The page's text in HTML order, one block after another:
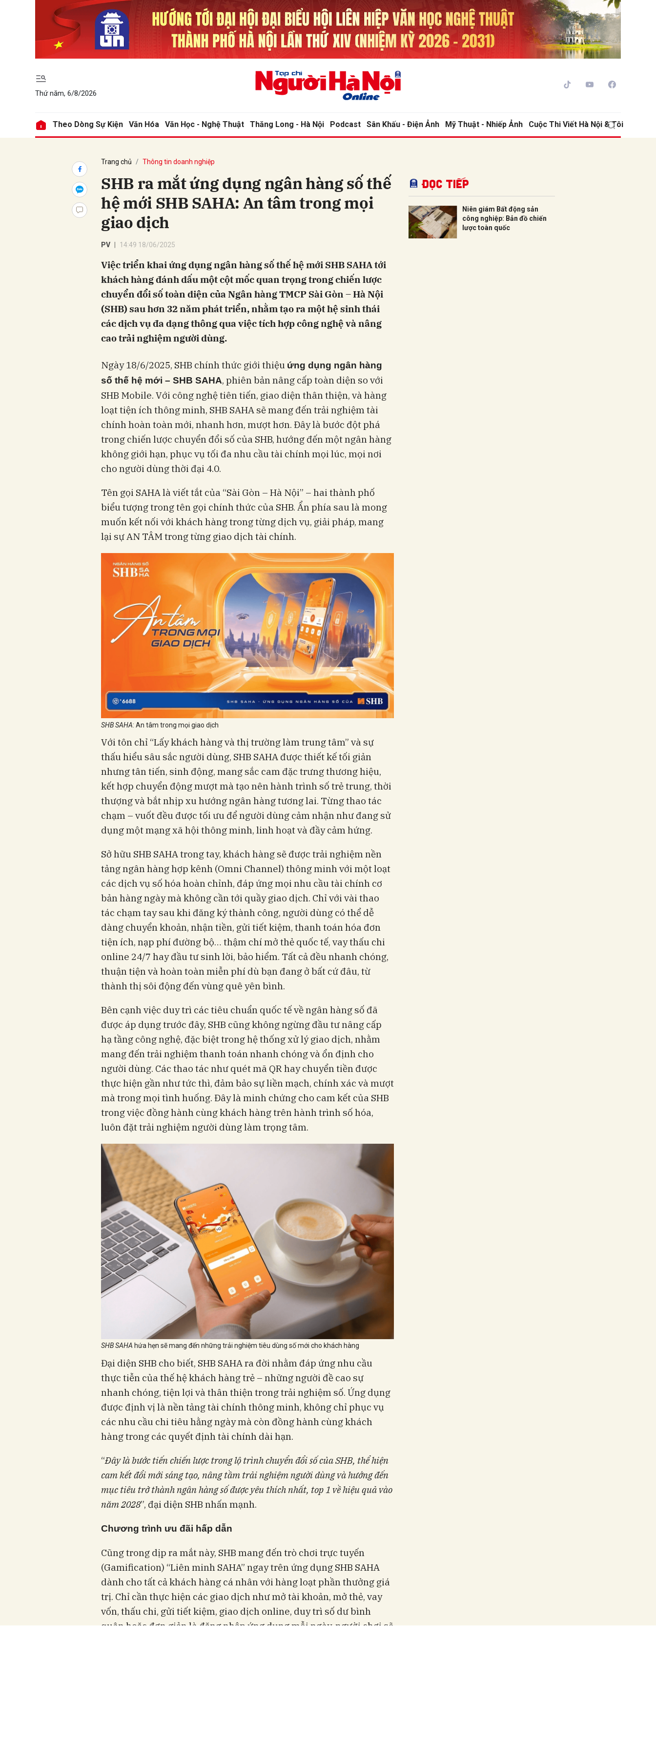
Thứ năm, 6/8/2026
Theo Dòng Sự Kiện Văn Hóa Văn Học - Nghệ Thuật Thăng Long - Hà Nội Podcast Sân Khấu - Điện Ảnh Mỹ Thuật - Nhiếp Ảnh Cuộc Thi Viết Hà Nội & Tôi
Trang chủ Thông tin doanh nghiệp
SHB ra mắt ứng dụng ngân hàng số thế
hệ mới SHB SAHA: An tâm trong mọi
giao dịch
PV 14:49 18/06/2025
Việc triển khai ứng dụng ngân hàng số thế hệ mới SHB SAHA tới
khách hàng đánh dấu một cột mốc quan trọng trong chiến lược
chuyển đổi số toàn diện của Ngân hàng TMCP Sài Gòn – Hà Nội
(SHB) sau hơn 32 năm phát triển, nhằm tạo ra một hệ sinh thái
các dịch vụ đa dạng thông qua việc tích hợp công nghệ và nâng
cao trải nghiệm người dùng.
Ngày 18/6/2025, SHB chính thức giới thiệu ứng dụng ngân hàng
số thế hệ mới – SHB SAHA, phiên bản nâng cấp toàn diện so với
SHB Mobile. Với công nghệ tiên tiến, giao diện thân thiện, và hàng
loạt tiện ích thông minh, SHB SAHA sẽ mang đến trải nghiệm tài
chính hoàn toàn mới, nhanh hơn, mượt hơn. Đây là bước đột phá
trong chiến lược chuyển đổi số của SHB, hướng đến một ngân hàng
không giới hạn, phục vụ tối đa nhu cầu tài chính mọi lúc, mọi nơi
cho người dùng thời đại 4.0.
Tên gọi SAHA là viết tắt của “Sài Gòn – Hà Nội” – hai thành phố
biểu tượng trong tên gọi chính thức của SHB. Ẩn phía sau là mong
muốn kết nối với khách hàng trong từng dịch vụ, giải pháp, mang
lại sự AN TÂM trong từng giao dịch tài chính.
SHB SAHA: An tâm trong mọi giao dịch
Với tôn chỉ “Lấy khách hàng và thị trường làm trung tâm” và sự
thấu hiểu sâu sắc người dùng, SHB SAHA được thiết kế tối giản
nhưng tân tiến, sinh động, mang sắc cam đặc trưng thương hiệu,
kết hợp chuyển động mượt mà tạo nên hành trình số trẻ trung, thời
thượng và bắt nhịp xu hướng ngân hàng tương lai. Từng thao tác
chạm – vuốt đều được tối ưu để người dùng cảm nhận như đang sử
dụng một mạng xã hội thông minh, linh hoạt và đầy cảm hứng.
Sở hữu SHB SAHA trong tay, khách hàng sẽ được trải nghiệm nền
tảng ngân hàng hợp kênh (Omni Channel) thông minh với một loạt
các dịch vụ số hóa hoàn chỉnh, đáp ứng mọi nhu cầu tài chính cơ
bản hàng ngày mà không cần tới quầy giao dịch. Chỉ với vài thao
tác chạm tay sau khi đăng ký thành công, người dùng có thể dễ
dàng chuyển khoản, nhận tiền, gửi tiết kiệm, thanh toán hóa đơn
tiện ích, nạp phí đường bộ… thậm chí mở thẻ quốc tế, vay thấu chi
online 24/7 hay đầu tư sinh lời, bảo hiểm. Tất cả đều nhanh chóng,
thuận tiện và hoàn toàn miễn phí dù bạn đang ở bất cứ đâu, từ
thành thị sôi động đến vùng quê yên bình.
Bên cạnh việc duy trì các tiêu chuẩn quốc tế về ngân hàng số đã
được áp dụng trước đây, SHB cũng không ngừng đầu tư nâng cấp
hạ tầng công nghệ, đặc biệt trong hệ thống xử lý giao dịch, nhằm
mang đến trải nghiệm thanh toán nhanh chóng và ổn định cho
người dùng. Các thao tác như quét mã QR hay chuyển tiền được
thực hiện gần như tức thì, đảm bảo sự liền mạch, chính xác và mượt
mà trong mọi tình huống. Đây là minh chứng cho cam kết của SHB
trong việc đồng hành cùng khách hàng trên hành trình số hóa,
luôn đặt trải nghiệm người dùng làm trọng tâm.
SHB SAHA hứa hẹn sẽ mang đến những trải nghiệm tiêu dùng số mới cho khách hàng
Đại diện SHB cho biết, SHB SAHA ra đời nhằm đáp ứng nhu cầu
thực tiễn của thế hệ khách hàng trẻ – những người đề cao sự
nhanh chóng, tiện lợi và thân thiện trong trải nghiệm số. Ứng dụng
được định vị là nền tảng tài chính thông minh, không chỉ phục vụ
các nhu cầu chi tiêu hằng ngày mà còn đồng hành cùng khách
hàng trong các quyết định tài chính dài hạn.
“Đây là bước tiến chiến lược trong lộ trình chuyển đổi số của SHB, thể hiện
cam kết đổi mới sáng tạo, nâng tầm trải nghiệm người dùng và hướng đến
mục tiêu trở thành ngân hàng số được yêu thích nhất, top 1 về hiệu quả vào
năm 2028”, đại diện SHB nhấn mạnh.
Chương trình ưu đãi hấp dẫn
Cũng trong dịp ra mắt này, SHB mang đến trò chơi trực tuyến
(Gamification) “Liên minh SAHA” ngay trên ứng dụng SHB SAHA
dành cho tất cả khách hàng cá nhân với hàng loạt phần thưởng giá
trị. Chỉ cần thực hiện các giao dịch như mở tài khoản, mở thẻ, vay
vốn, thấu chi, gửi tiết kiệm, giao dịch online, duy trì số dư bình
quân hoặc đơn giản là đăng nhập ứng dụng mỗi ngày, người chơi sẽ
Đọc tiếp
Niên giám Bất động sản
công nghiệp: Bản đồ chiến
lược toàn quốc
Gửi bình luận